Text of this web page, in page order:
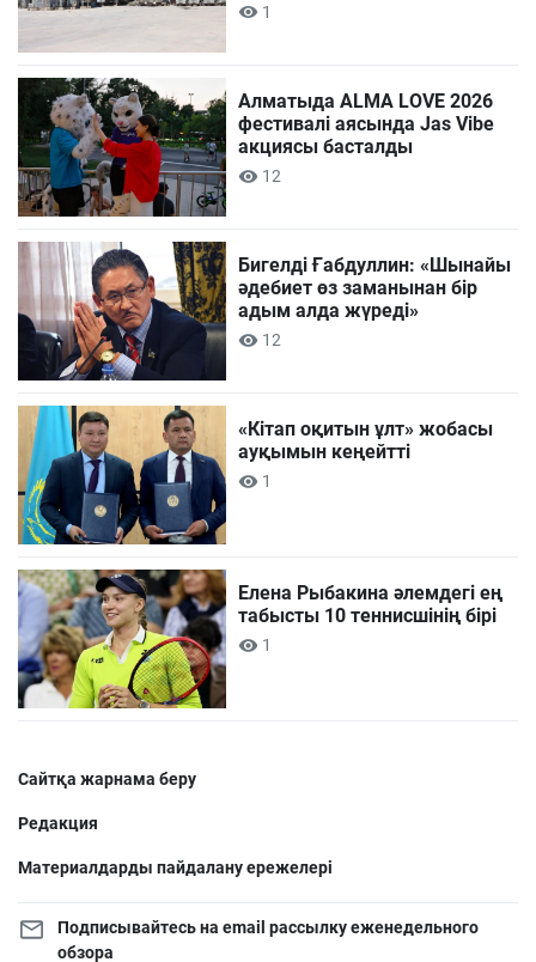
1
Алматыда ALMA LOVE 2026
фестивалі аясында Jas Vibe
акциясы басталды
12
Бигелді Ғабдуллин: «Шынайы
әдебиет өз заманынан бір
адым алда жүреді»
12
«Кітап оқитын ұлт» жобасы
ауқымын кеңейтті
1
Елена Рыбакина әлемдегі ең
табысты 10 теннисшінің бірі
1
Сайтқа жарнама беру
Редакция
Материалдарды пайдалану ережелері
Подписывайтесь на email рассылку еженедельного
обзора